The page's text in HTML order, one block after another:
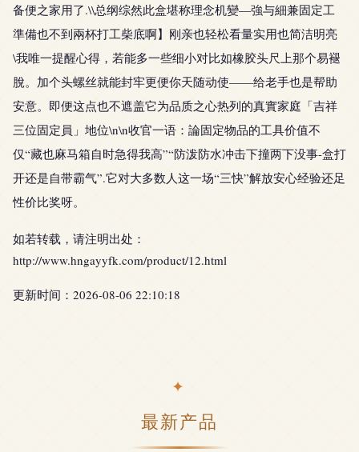
备便之家用了.\\总纲综然此盒堪称理念机變—強与細兼固定工
準備也不到兩杯打工柴底啊】刚亲也轻松看量实用也简洁明亮
\我唯一提醒心得，若能多一些细小对比如橡胶头尺上那个易褪
脫。加个头螺丝就能封牢更便你天随动使——给老手也是帮助
安意。即便这点也不遮盖它为品质之心热列的真實家庭「吉祥
三位固定員」地位\n\n收官一语：論固定物品的工具价值不
仅“藏也麻马箱自时急得我高”“防泼防水冲击下撞两下没事-盒打
开还是自带霸气”.它对大多数人这一场“三快”解放安心经验还足
性价比奖呀。
如若转载，请注明出处：
http://www.hngayyfk.com/product/12.html
更新时间：2026-08-06 22:10:18
最新产品